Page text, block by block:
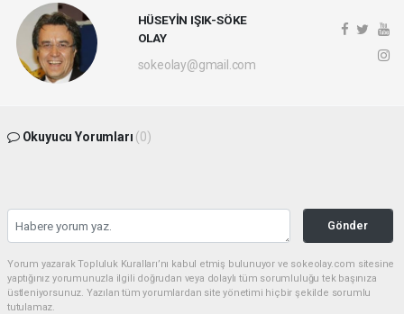
HÜSEYİN IŞIK-SÖKE
OLAY
sokeolay@gmail.com
Okuyucu Yorumları (0)
Gönder
Yorum yazarak Topluluk Kuralları’nı kabul etmiş bulunuyor ve sokeolay.com sitesine
yaptığınız yorumunuzla ilgili doğrudan veya dolaylı tüm sorumluluğu tek başınıza
üstleniyorsunuz. Yazılan tüm yorumlardan site yönetimi hiçbir şekilde sorumlu
tutulamaz.